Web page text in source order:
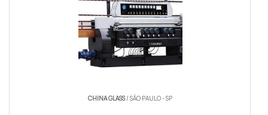
CHINA GLASS/ SÃO PAULO - SP